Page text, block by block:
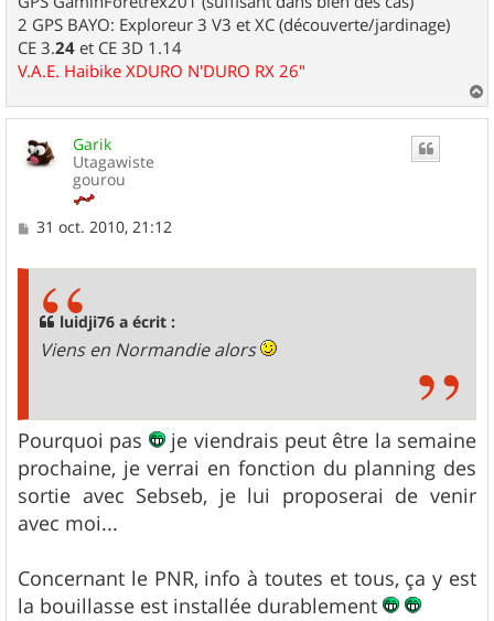
2 GPS BAYO: Exploreur 3 V3 et XC (découverte/jardinage)
CE 3.24 et CE 3D 1.14
V.A.E. Haibike XDURO N'DURO RX 26"
a
Garik
Utagawiste
gourou
M
31 oct. 2010, 21:12
luidji76 a écrit :
Viens en Normandie alors
Pourquoi pas
je viendrais peut être la semaine
prochaine, je verrai en fonction du planning des
sortie avec Sebseb, je lui proposerai de venir
avec moi...
Concernant le PNR, info à toutes et tous, ça y est
la bouillasse est installée durablement